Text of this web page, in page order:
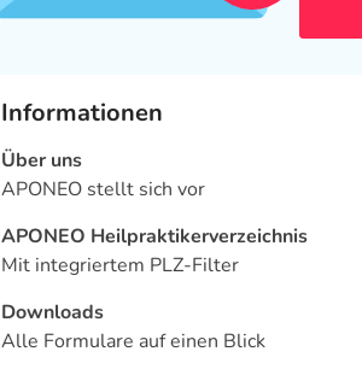
Informationen
Über uns
APONEO stellt sich vor
APONEO Heilpraktikerverzeichnis
Mit integriertem PLZ-Filter
Downloads
Alle Formulare auf einen Blick